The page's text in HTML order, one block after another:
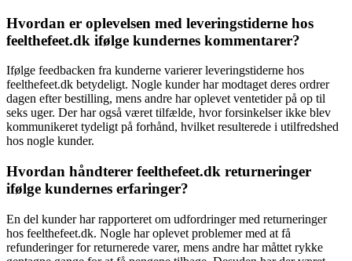
Hvordan er oplevelsen med leveringstiderne hos
feelthefeet.dk ifølge kundernes kommentarer?
Ifølge feedbacken fra kunderne varierer leveringstiderne hos
feelthefeet.dk betydeligt. Nogle kunder har modtaget deres ordrer
dagen efter bestilling, mens andre har oplevet ventetider på op til
seks uger. Der har også været tilfælde, hvor forsinkelser ikke blev
kommunikeret tydeligt på forhånd, hvilket resulterede i utilfredshed
hos nogle kunder.
Hvordan håndterer feelthefeet.dk returneringer
ifølge kundernes erfaringer?
En del kunder har rapporteret om udfordringer med returneringer
hos feelthefeet.dk. Nogle har oplevet problemer med at få
refunderinger for returnerede varer, mens andre har måttet rykke